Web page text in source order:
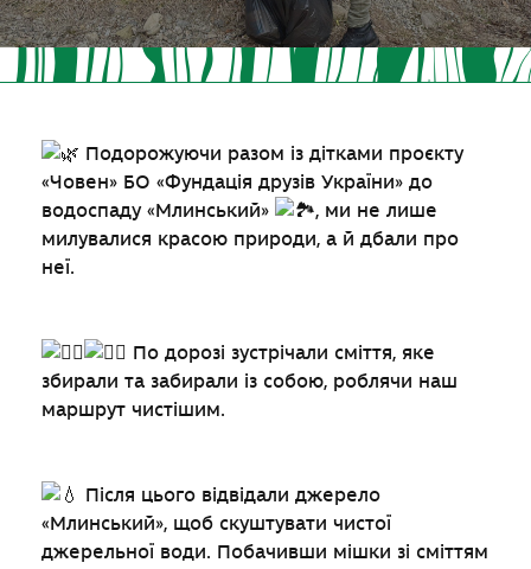
Подорожуючи разом із дітками проєкту
«Човен» БО «Фундація друзів України» до
водоспаду «Млинський»
, ми не лише
милувалися красою природи, а й дбали про
неї.
По дорозі зустрічали сміття, яке
збирали та забирали із собою, роблячи наш
маршрут чистішим.
Після цього відвідали джерело
«Млинський», щоб скуштувати чистої
джерельної води. Побачивши мішки зі сміттям